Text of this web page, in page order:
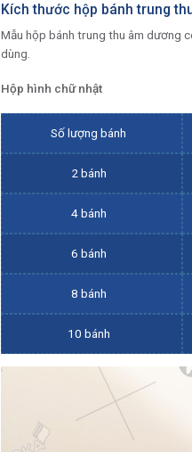
Kích thước hộp bánh trung
Mẫu hộp bánh trung thu âm dương
dùng.
Hộp hình chữ nhật
Số lượng bánh
2 bánh
4 bánh
6 bánh
8 bánh
10 bánh